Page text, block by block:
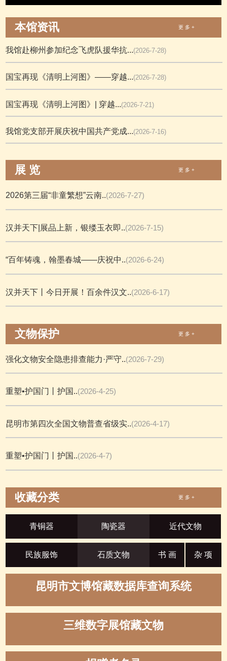
本馆资讯 更 多 +
我馆赴柳州参加纪念飞虎队援华抗...(2026-7-28)
国宝再现《清明上河图》——穿越...(2026-7-28)
国宝再现《清明上河图》| 穿越...(2026-7-21)
我馆党支部开展庆祝中国共产党成...(2026-7-16)
展 览 更 多 +
2026第三届“非童繁想”云南..(2026-7-27)
汉并天下|展品上新，银缕玉衣即..(2026-7-15)
“百年铸魂，翰墨春城——庆祝中..(2026-6-24)
汉并天下丨今日开展！百余件汉文..(2026-6-17)
文物保护 更 多 +
强化文物安全隐患排查能力·严守..(2026-7-29)
重塑•护国门丨护国..(2026-4-25)
昆明市第四次全国文物普查省级实..(2026-4-17)
重塑•护国门丨护国..(2026-4-7)
收藏分类 更 多 +
青铜器 陶瓷器 近代文物
民族服饰 石质文物 书 画 杂 项
昆明市文博馆藏数据库查询系统
三维数字展馆藏文物